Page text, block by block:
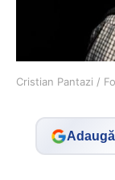
Cristian Pantazi /